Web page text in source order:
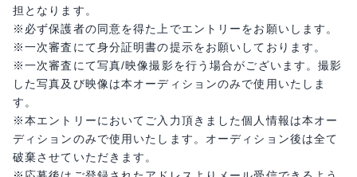
担となります。
※必ず保護者の同意を得た上でエントリーをお願いします。
※一次審査にて身分証明書の提示をお願いしております。
※一次審査にて写真/映像撮影を行う場合がございます。撮影
した写真及び映像は本オーディションのみで使用いたしま
す。
※本エントリーにおいてご入力頂きました個人情報は本オー
ディションのみで使用いたします。オーディション後は全て
破棄させていただきます。